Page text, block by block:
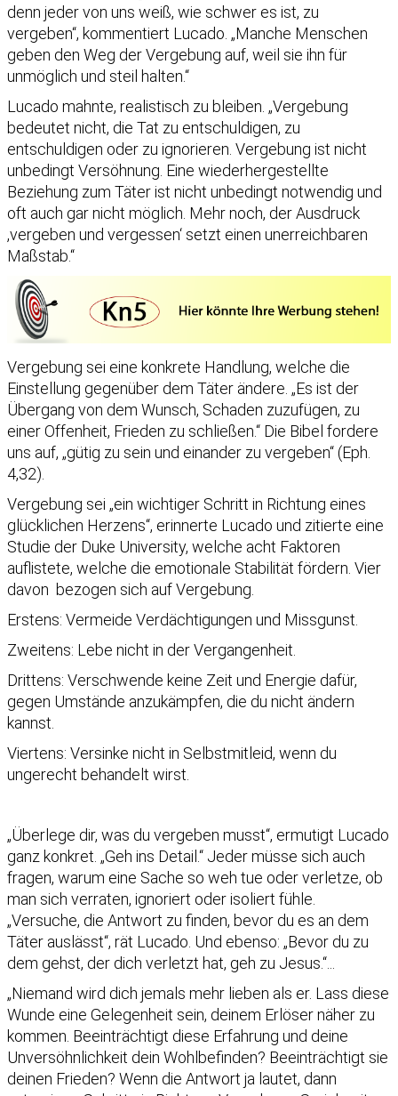
denn jeder von uns weiß, wie schwer es ist, zu
vergeben“, kommentiert Lucado. „Manche Menschen
geben den Weg der Vergebung auf, weil sie ihn für
unmöglich und steil halten.“
Lucado mahnte, realistisch zu bleiben. „Vergebung
bedeutet nicht, die Tat zu entschuldigen, zu
entschuldigen oder zu ignorieren. Vergebung ist nicht
unbedingt Versöhnung. Eine wiederhergestellte
Beziehung zum Täter ist nicht unbedingt notwendig und
oft auch gar nicht möglich. Mehr noch, der Ausdruck
,vergeben und vergessen‘ setzt einen unerreichbaren
Maßstab.“
Vergebung sei eine konkrete Handlung, welche die
Einstellung gegenüber dem Täter ändere. „Es ist der
Übergang von dem Wunsch, Schaden zuzufügen, zu
einer Offenheit, Frieden zu schließen.“ Die Bibel fordere
uns auf, „gütig zu sein und einander zu vergeben“ (Eph.
4,32).
Vergebung sei „ein wichtiger Schritt in Richtung eines
glücklichen Herzens“, erinnerte Lucado und zitierte eine
Studie der Duke University, welche acht Faktoren
auflistete, welche die emotionale Stabilität fördern. Vier
davon bezogen sich auf Vergebung.
Erstens: Vermeide Verdächtigungen und Missgunst.
Zweitens: Lebe nicht in der Vergangenheit.
Drittens: Verschwende keine Zeit und Energie dafür,
gegen Umstände anzukämpfen, die du nicht ändern
kannst.
Viertens: Versinke nicht in Selbstmitleid, wenn du
ungerecht behandelt wirst.
„Überlege dir, was du vergeben musst“, ermutigt Lucado
ganz konkret. „Geh ins Detail.“ Jeder müsse sich auch
fragen, warum eine Sache so weh tue oder verletze, ob
man sich verraten, ignoriert oder isoliert fühle.
„Versuche, die Antwort zu finden, bevor du es an dem
Täter auslässt“, rät Lucado. Und ebenso: „Bevor du zu
dem gehst, der dich verletzt hat, geh zu Jesus.“...
„Niemand wird dich jemals mehr lieben als er. Lass diese
Wunde eine Gelegenheit sein, deinem Erlöser näher zu
kommen. Beeinträchtigt diese Erfahrung und deine
Unversöhnlichkeit dein Wohlbefinden? Beeinträchtigt sie
deinen Frieden? Wenn die Antwort ja lautet, dann